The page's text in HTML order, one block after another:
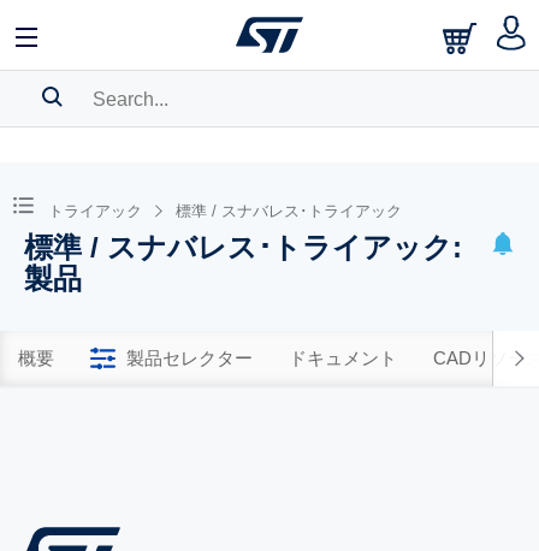
BOOKMARK
Pleaselog into show your saved searches.
トライアック 標準 / スナバレス･トライアック
標準 / スナバレス･トライアック:
製品
概要 製品セレクター ドキュメント CADリソー